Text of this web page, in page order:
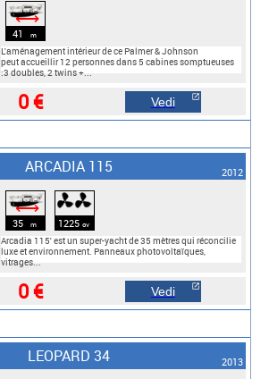
⟷
41 m
L'aménagement intérieur de ce Palmer & Johnson
peut accueillir 12 personnes dans 5 cabines somptueuses
:3 doubles, 2 twins +...
0 € Vedi
ARCADIA 115 2012
⟷
35 m 1225 cv
Arcadia 115' est un super-yacht de 35 mètres qui réconcilie
luxe et environnement. Panneaux photovoltaïques,
vitrages...
0 € Vedi
LEOPARD 34 2013